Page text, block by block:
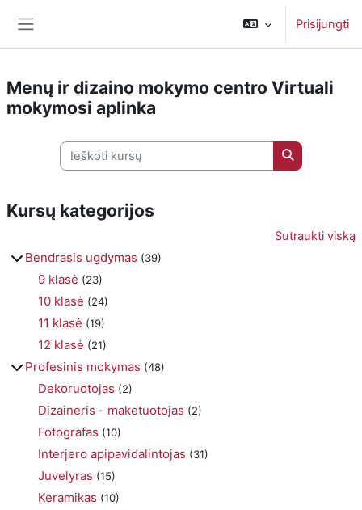
Prisijungti
Menų ir dizaino mokymo centro Virtuali
mokymosi aplinka
Ieškoti kursų
Ieškoti kursų
Kursų kategorijos
Sutraukti viską
Bendrasis ugdymas (39)
9 klasė (23)
10 klasė (24)
11 klasė (19)
12 klasė (21)
Profesinis mokymas (48)
Dekoruotojas (2)
Dizaineris - maketuotojas (2)
Fotografas (10)
Interjero apipavidalintojas (31)
Juvelyras (15)
Keramikas (10)